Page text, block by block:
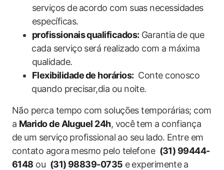
serviços de⁢ acordo com suas necessidades
específicas.
profissionais qualificados: Garantia ⁢de ​que
⁢cada serviço será realizado com ‌a máxima
qualidade.
Flexibilidade⁣ de horários: ​ Conte conosco
⁢quando precisar,dia ou noite.
Não perca tempo com soluções temporárias; com
a Marido‌ de Aluguel 24h, você ⁣tem a confiança
de um serviço profissional ao seu lado.⁤ Entre em
contato ‌agora mesmo pelo‌ telefone ⁣ (31) 99444-
6148 ou ⁢ (31) 98839-0735 ​e⁢ experimente⁢ a⁤